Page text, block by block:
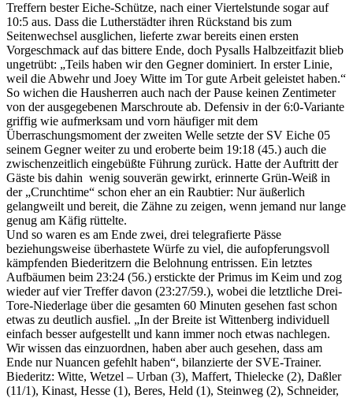
Treffern bester Eiche-Schütze, nach einer Viertelstunde sogar auf
10:5 aus. Dass die Lutherstädter ihren Rückstand bis zum
Seitenwechsel ausglichen, lieferte zwar bereits einen ersten
Vorgeschmack auf das bittere Ende, doch Pysalls Halbzeitfazit blieb
ungetrübt: „Teils haben wir den Gegner dominiert. In erster Linie,
weil die Abwehr und Joey Witte im Tor gute Arbeit geleistet haben.“
So wichen die Hausherren auch nach der Pause keinen Zentimeter
von der ausgegebenen Marschroute ab. Defensiv in der 6:0-Variante
griffig wie aufmerksam und vorn häufiger mit dem
Überraschungsmoment der zweiten Welle setzte der SV Eiche 05
seinem Gegner weiter zu und eroberte beim 19:18 (45.) auch die
zwischenzeitlich eingebüßte Führung zurück. Hatte der Auftritt der
Gäste bis dahin wenig souverän gewirkt, erinnerte Grün-Weiß in
der „Crunchtime“ schon eher an ein Raubtier: Nur äußerlich
gelangweilt und bereit, die Zähne zu zeigen, wenn jemand nur lange
genug am Käfig rüttelte.
Und so waren es am Ende zwei, drei telegrafierte Pässe
beziehungsweise überhastete Würfe zu viel, die aufopferungsvoll
kämpfenden Biederitzern die Belohnung entrissen. Ein letztes
Aufbäumen beim 23:24 (56.) erstickte der Primus im Keim und zog
wieder auf vier Treffer davon (23:27/59.), wobei die letztliche Drei-
Tore-Niederlage über die gesamten 60 Minuten gesehen fast schon
etwas zu deutlich ausfiel. „In der Breite ist Wittenberg individuell
einfach besser aufgestellt und kann immer noch etwas nachlegen.
Wir wissen das einzuordnen, haben aber auch gesehen, dass am
Ende nur Nuancen gefehlt haben“, bilanzierte der SVE-Trainer.
Biederitz: Witte, Wetzel – Urban (3), Maffert, Thielecke (2), Daßler
(11/1), Kinast, Hesse (1), Beres, Held (1), Steinweg (2), Schneider,